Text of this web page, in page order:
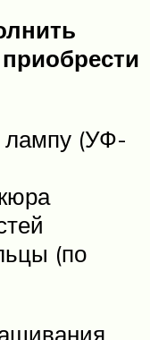
лампу (УФ-
(по